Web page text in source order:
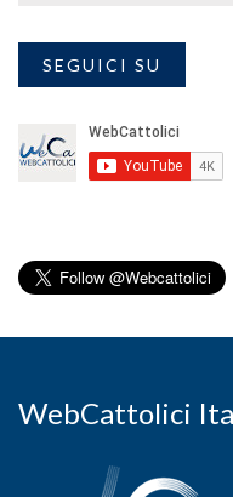
SEGUICI SU
WebCattolici